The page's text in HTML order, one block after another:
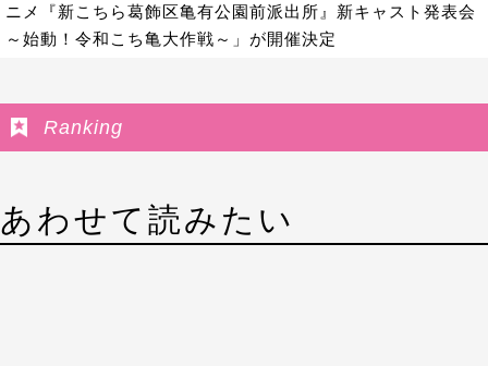
ニメ『新こちら葛飾区亀有公園前派出所』新キャスト発表会
～始動！令和こち亀大作戦～」が開催決定
Ranking
あわせて読みたい